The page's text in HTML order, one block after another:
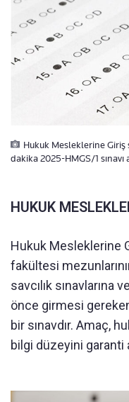
Hukuk Mesleklerine Giriş
dakika 2025-HMGS/1 sınavı
HUKUK
Hukuk Mesleklerine
fakültesi
savcılık sınavlarına
önce girmesi
bir sınavdır. Amaç,
bilgi düzeyini garanti